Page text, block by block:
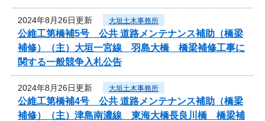
2024年8月26日更新 大垣土木事務所
公維工第橋補5号 公共 道路メンテナンス補助（橋梁
補修）（主）大垣一宮線 羽島大橋 橋梁補修工事に
関する一般競争入札公告
2024年8月26日更新 大垣土木事務所
公維工第橋補4号 公共 道路メンテナンス補助（橋梁
補修）（主）津島南濃線 東海大橋長良川橋 橋梁補